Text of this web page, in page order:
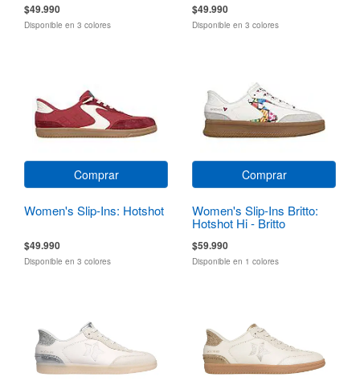
$49.990
Disponible en 3 colores
$49.990
Disponible en 3 colores
Comprar
Women's Slip-Ins: Hotshot
$49.990
Disponible en 3 colores
Comprar
Women's Slip-Ins Britto:
Hotshot Hi - Britto
$59.990
Disponible en 1 colores